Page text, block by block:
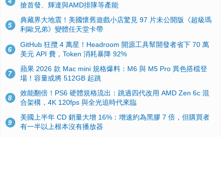
搶首發、輝達與AMD排隊等產能
5
典藏界大地震！美國懷舊遊戲小店驚見 97 片未公開版《超級瑪
利歐兄弟》變體任天堂卡帶
6
GitHub 狂攬 4 萬星！Headroom 開源工具幫開發者省下 70 萬
美元 API 費，Token 消耗暴降 92%
7
蘋果 2026 款 Mac mini 規格爆料：M6 與 M5 Pro 異色搭檔登
場！容量或將 512GB 起跳
8
效能翻倍！PS6 硬體規格流出：跳過四代改用 AMD Zen 6c 混
合架構，4K 120fps 與全光追時代來臨
9
美國上半年 CD 銷量大增 16%：增速約為黑膠 7 倍，但購買者
有一半以上根本沒有播放器